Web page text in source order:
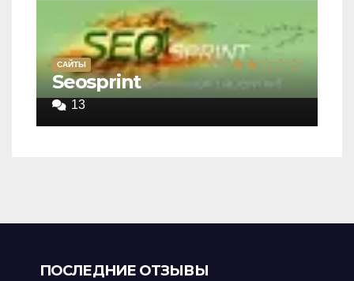
САЙТЫ
2,0
Seosprint
13
ПОСЛЕДНИЕ ОТЗЫВЫ